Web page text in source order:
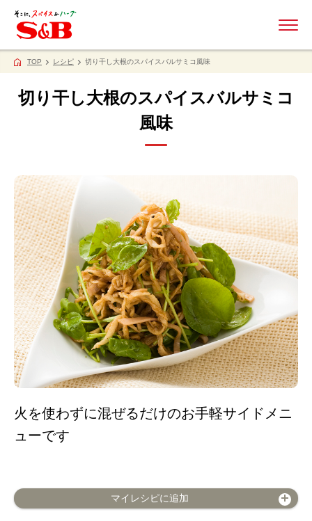
TOP レシピ 切り干し大根のスパイスバルサミコ風味
切り干し大根のスパイスバルサミコ
風味
火を使わずに混ぜるだけのお手軽サイドメニ
ューです
マイレシピに追加